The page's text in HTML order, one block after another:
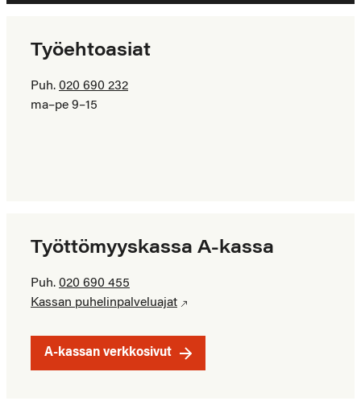
Työehtoasiat
Puh. 020 690 232
ma–pe 9–15
Työttömyyskassa A-kassa
Puh. 020 690 455
Kassan puhelinpalveluajat
A-kassan verkkosivut